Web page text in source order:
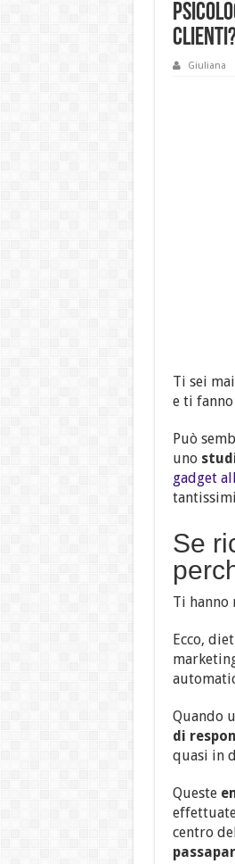
Giuliana
Ti sei
e ti
Può
uno
gadget
Se
Ti hanno
Ecco,
Quando
di
quasi in
Queste
centro